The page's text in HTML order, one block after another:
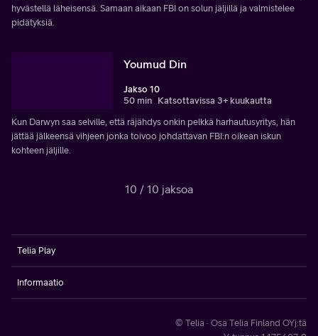
hyvästellä läheisensä. Samaan aikaan FBI on solun jäljillä ja valmistelee
pidätyksiä.
Youmud Din
Jakso 10
50 min Katsottavissa 3+ kuukautta
Kun Darwyn saa selville, että räjähdys onkin pelkkä harhautusyritys, hän
jättää jälkeensä vihjeen jonka toivoo johdattavan FBI:n oikean iskun
kohteen jäljille.
10 / 10 jaksoa
Telia Play
Informaatio
© Telia · Osa Telia Finland OYj:tä